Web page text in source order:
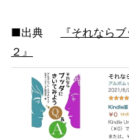
■出典
『それなら
２』